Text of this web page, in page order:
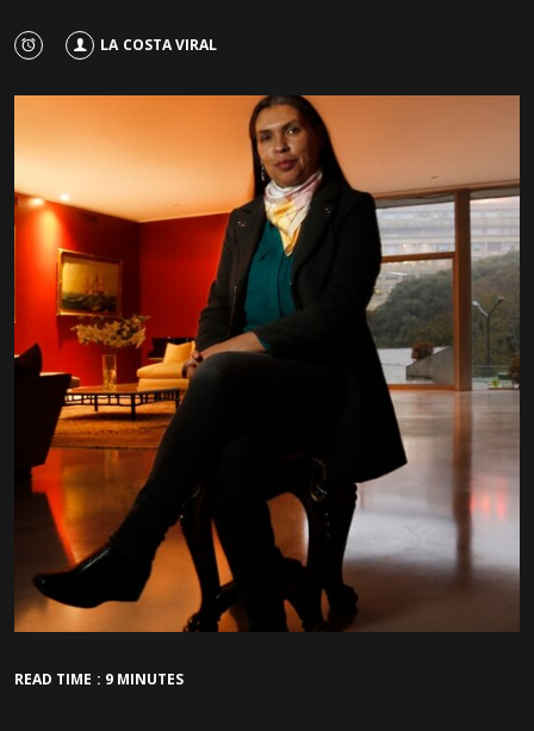
LA COSTA VIRAL
READ TIME : 9 MINUTES